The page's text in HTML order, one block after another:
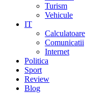
Turism
Vehicule
IT
Calculatoare
Comunicatii
Internet
Politica
Sport
Review
Blog